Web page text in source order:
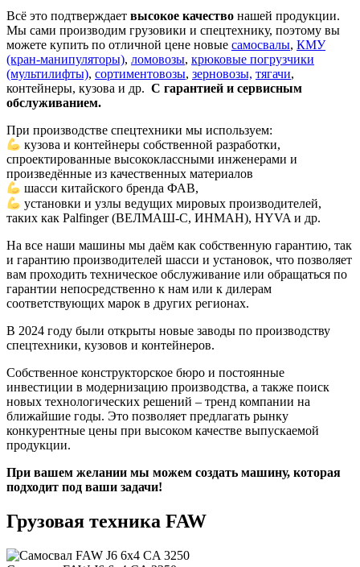
Всё это подтверждает высокое качество нашей продукции.
Мы сами производим грузовики и спецтехнику, поэтому вы
можете купить по отличной цене новые самосвалы, КМУ
(кран-манипуляторы), ломовозы, крюковые погрузчики
(мультилифты), сортиментовозы, зерновозы, тягачи,
контейнеры, кузова и др. С гарантией и сервисным
обслуживанием.
При производстве спецтехники мы используем:
кузова и контейнеры собственной разработки,
спроектированные высококлассными инженерами и
произведённые из качественных материалов
шасси китайского бренда ФАВ,
установки и узлы ведущих мировых производителей,
таких как Palfinger (ВЕЛМАШ-С, ИНМАН), HYVA и др.
На все наши машины мы даём как собственную гарантию, так
и гарантию производителей шасси и установок, что позволяет
вам проходить техническое обслуживание или обращаться по
гарантии непосредственно к нам или к дилерам
соответствующих марок в других регионах.
В 2024 году были открыты новые заводы по производству
спецтехники, кузовов и контейнеров.
Собственное конструкторское бюро и постоянные
инвестиции в модернизацию производства, а также поиск
новых технологических решений – тренд компании на
ближайшие годы. Это позволяет предлагать рынку
конкурентные цены при высоком качестве выпускаемой
продукции.
При вашем желании мы можем создать машину, которая
подходит под ваши задачи!
Грузовая техника FAW